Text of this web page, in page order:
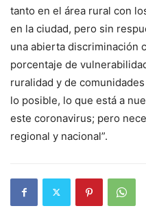
tanto en el área rural con
en la ciudad, pero sin
una abierta discriminación
porcentaje de
ruralidad y de
lo posible, lo que está a
este coronavirus; pero
regional y nacional”.